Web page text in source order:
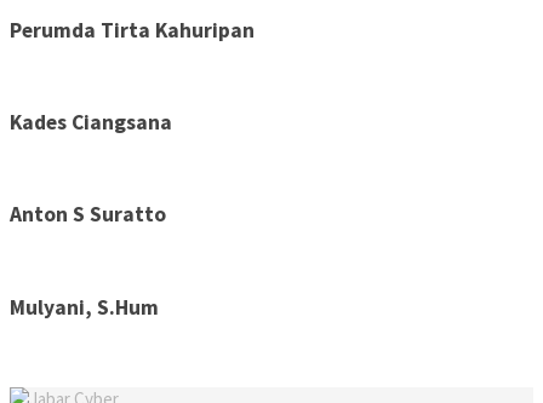
Perumda Tirta Kahuripan
Kades Ciangsana
Anton S Suratto
Mulyani, S.Hum